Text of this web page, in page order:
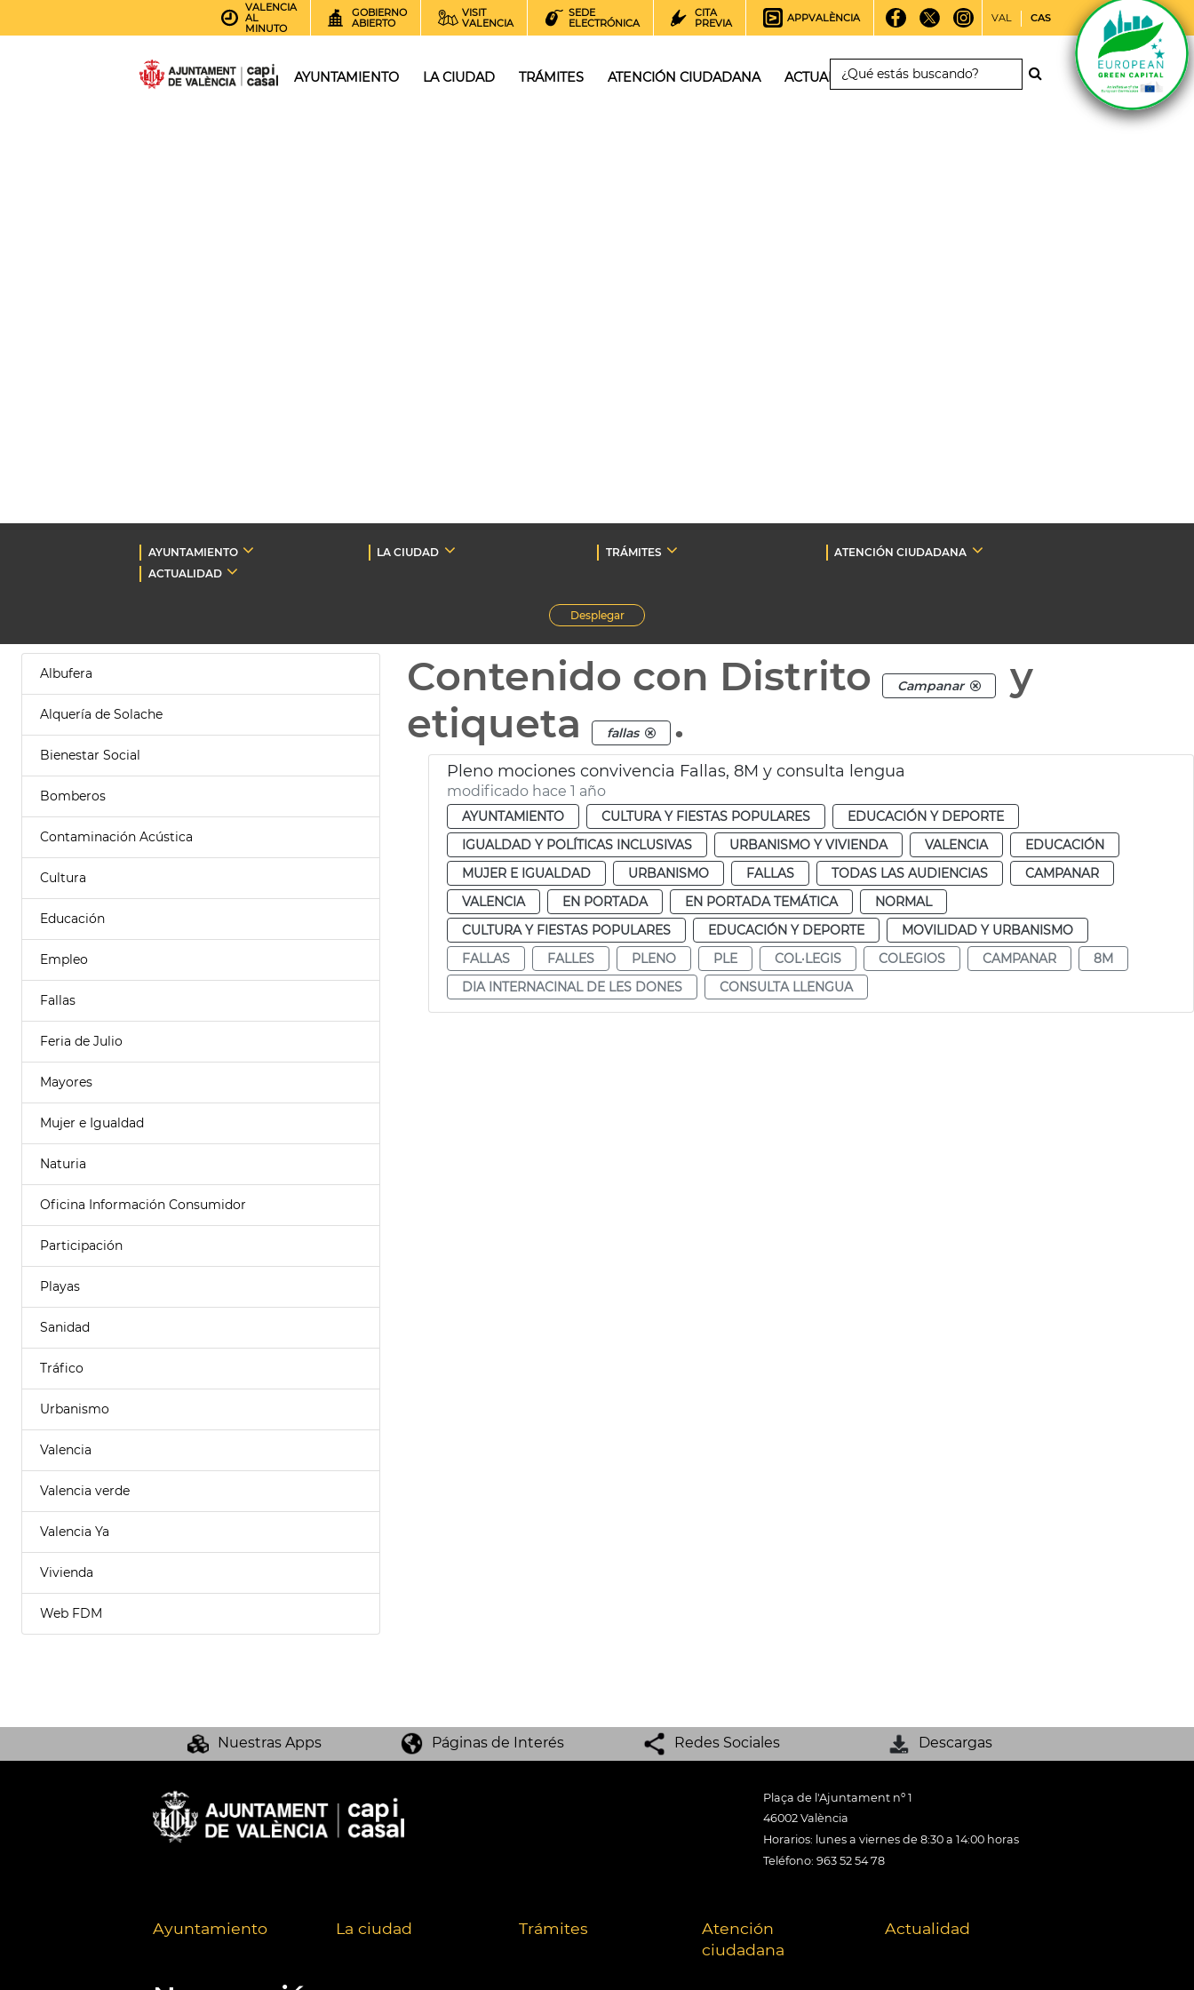
VALENCIA
AL
MINUTO
GOBIERNO
ABIERTO
VISIT
VALENCIA
SEDE
ELECTRÓNICA
CITA
PREVIA
APPVALÈNCIA VAL CAS
AYUNTAMIENTO LA CIUDAD TRÁMITES ATENCIÓN CIUDADANA ACTUALIDAD
AYUNTAMIENTO LA CIUDAD TRÁMITES
ATENCIÓN CIUDADANA
ACTUALIDAD
Desplegar
Albufera
Alquería de Solache
Bienestar Social
Bomberos
Contaminación Acústica
Cultura
Educación
Empleo
Fallas
Feria de Julio
Mayores
Mujer e Igualdad
Naturia
Oficina Información Consumidor
Participación
Playas
Sanidad
Tráfico
Urbanismo
Valencia
Valencia verde
Valencia Ya
Vivienda
Web FDM
Contenido con Distrito Campanar
y
etiqueta
fallas .
Pleno mociones convivencia Fallas, 8M y consulta lengua
modificado hace 1 año
AYUNTAMIENTO CULTURA Y FIESTAS POPULARES
EDUCACIÓN Y DEPORTE
IGUALDAD Y POLÍTICAS INCLUSIVAS
URBANISMO Y VIVIENDA VALENCIA
EDUCACIÓN
MUJER E IGUALDAD
URBANISMO FALLAS TODAS LAS AUDIENCIAS
CAMPANAR
VALENCIA
EN PORTADA EN PORTADA TEMÁTICA
NORMAL
CULTURA Y FIESTAS POPULARES
EDUCACIÓN Y DEPORTE
MOVILIDAD Y URBANISMO
FALLAS
FALLES PLENO PLE COL·LEGIS COLEGIOS CAMPANAR
8M
DIA INTERNACINAL DE LES DONES
CONSULTA LLENGUA
Nuestras Apps Páginas de Interés Redes Sociales Descargas
Plaça de l'Ajuntament nº 1
46002 València
Horarios: lunes a viernes de 8:30 a 14:00 horas
Teléfono: 963 52 54 78
Ayuntamiento La ciudad Trámites
Atención
ciudadana
Actualidad